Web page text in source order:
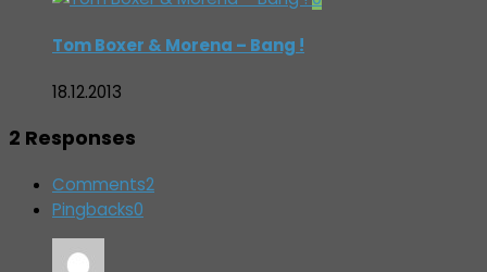
Tom Boxer & Morena – Bang !
18.12.2013
2 Responses
Comments2
Pingbacks0